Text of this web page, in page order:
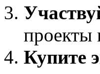
проекты
Купите